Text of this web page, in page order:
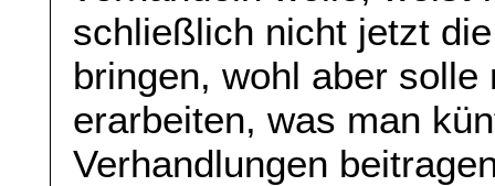
schließlich nicht jetzt
bringen, wohl aber
erarbeiten, was man
Verhandlungen